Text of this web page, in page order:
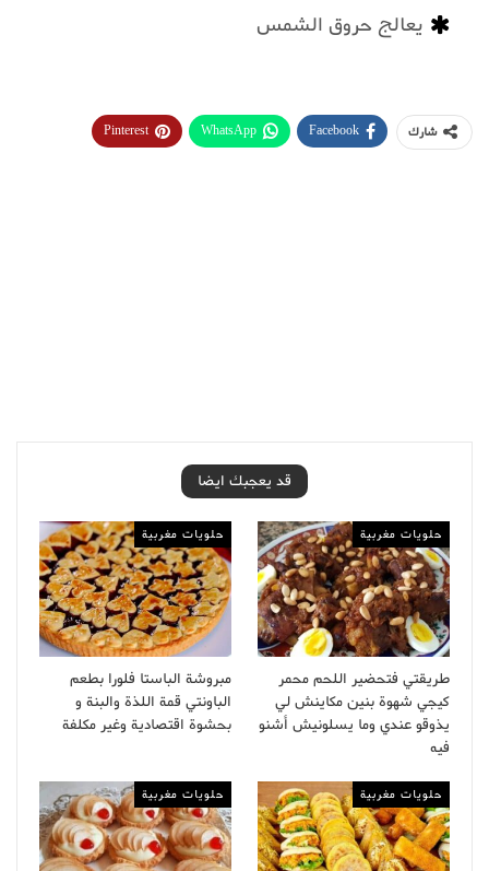
يعالج حروق الشمس
شارك Facebook
WhatsApp
Pinterest
قد يعجبك ايضا
حلويات مغربية
طريقتي فتحضير اللحم محمر
كيجي شهوة بنين مكاينش لي
يذوقو عندي وما يسلونيش أشنو
فيه
حلويات مغربية
مبروشة الباستا فلورا بطعم
الباونتي قمة اللذة والبنة و
بحشوة اقتصادية وغير مكلفة
حلويات مغربية حلويات مغربية